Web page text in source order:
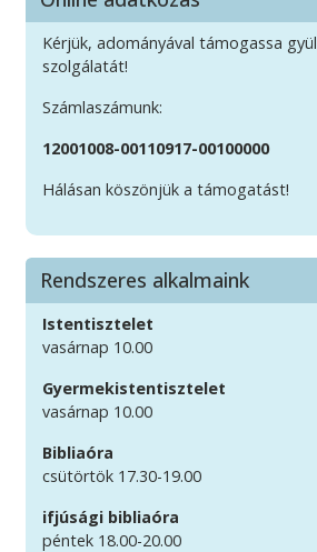
Kérjük, adományával támogassa
szolgálatát!
Számlaszámunk:
12001008-00110917-00100000
Hálásan köszönjük a támogatást!
Rendszeres alkalmaink
Istentisztelet
vasárnap 10.00
Gyermekistentisztelet
vasárnap 10.00
Bibliaóra
csütörtök 17.30-19.00
ifjúsági bibliaóra
péntek 18.00-20.00